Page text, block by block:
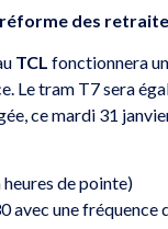
réforme des
TCL fonctionnera
Le tram T7 sera
ce mardi 31
heures de pointe)
avec une fréquence